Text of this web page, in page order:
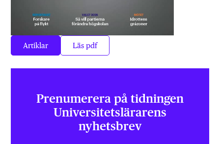
Artiklar Läs pdf
Prenumerera på tidningen
Universitets­lärarens
nyhetsbrev